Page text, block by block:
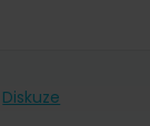
Diskuze